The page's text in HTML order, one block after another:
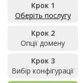
Крок 1
Оберіть послугу
Крок 2
Опції домену
Крок 3
Вибір конфігурації